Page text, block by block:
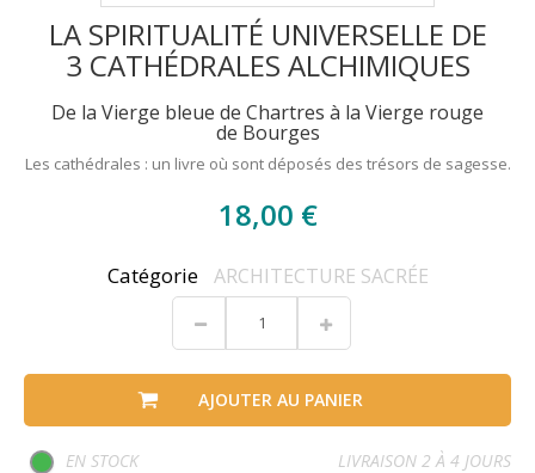
LA SPIRITUALITÉ UNIVERSELLE DE
3 CATHÉDRALES ALCHIMIQUES
De la Vierge bleue de Chartres à la Vierge rouge
de Bourges
Les cathédrales : un livre où sont déposés des trésors de sagesse.
18,00 €
Catégorie ARCHITECTURE SACRÉE
AJOUTER AU PANIER
EN STOCK LIVRAISON 2 À 4 JOURS